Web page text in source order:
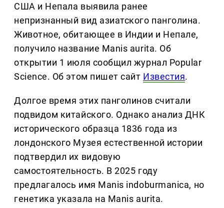
США и Непала выявила ранее
непризнанный вид азиатского панголина.
Животное, обитающее в Индии и Непале,
получило название Manis aurita. Об
открытии 1 июля сообщил журнал Popular
Science. Об этом пишет сайт Известия.
Долгое время этих панголинов считали
подвидом китайского. Однако анализ ДНК
исторического образца 1836 года из
лондонского Музея естественной истории
подтвердил их видовую
самостоятельность. В 2025 году
предлагалось имя Manis indoburmanica, но
генетика указала на Manis aurita.